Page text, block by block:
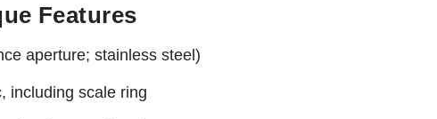
Features
aperture; stainless steel)
including scale ring